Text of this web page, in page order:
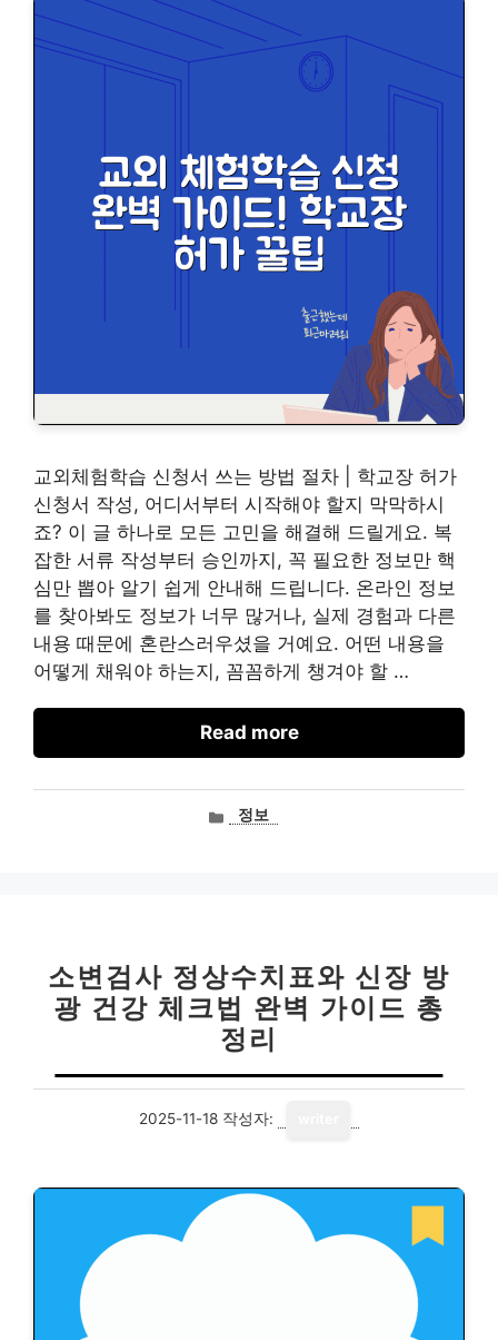
교외체험학습 신청서 쓰는 방법 절차 | 학교장 허가
신청서 작성, 어디서부터 시작해야 할지 막막하시
죠? 이 글 하나로 모든 고민을 해결해 드릴게요. 복
잡한 서류 작성부터 승인까지, 꼭 필요한 정보만 핵
심만 뽑아 알기 쉽게 안내해 드립니다. 온라인 정보
를 찾아봐도 정보가 너무 많거나, 실제 경험과 다른
내용 때문에 혼란스러우셨을 거예요. 어떤 내용을
어떻게 채워야 하는지, 꼼꼼하게 챙겨야 할 …
Read more
카정보
소변검사 정상수치표와 신장 방
광 건강 체크법 완벽 가이드 총
정리
2025-11-18 작성자: